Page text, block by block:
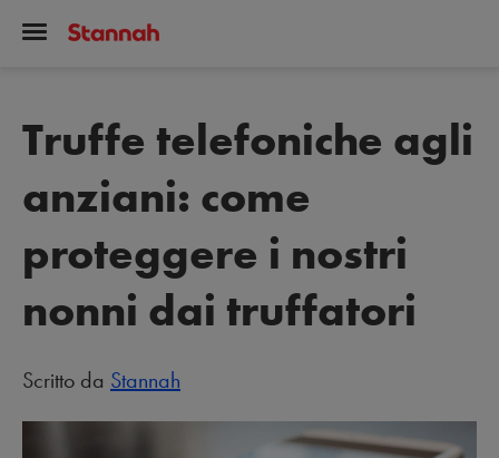
Truffe telefoniche agli
anziani: come
proteggere i nostri
nonni dai truffatori
Scritto da Stannah